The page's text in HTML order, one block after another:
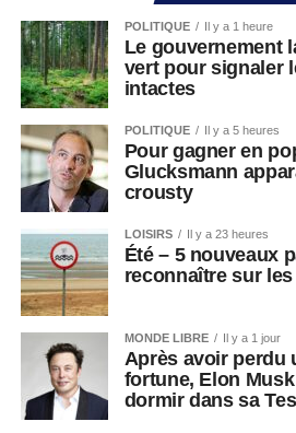
POLITIQUE Il y a 1 heure
Le gouvernement
vert pour signaler
intactes
POLITIQUE Il y a 5 heures
Pour gagner en
Glucksmann
crousty
LOISIRS Il y a 23 heures
Été – 5 nouveaux
reconnaître sur
MONDE LIBRE Il y a 1 jour
Après avoir perdu
fortune, Elon
dormir dans sa